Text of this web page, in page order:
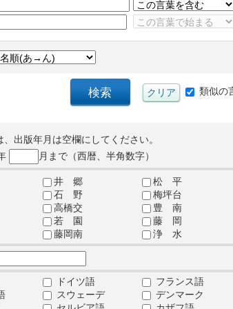
類似の
出版年月は空欄にしてください。
月まで（西暦、半角数字）
井 郷 松 平
石 野 梅坪台
高橋交 豊 南
若 園 藤 岡
藤岡南 浄 水
ドイツ語 フランス語
スウェーデ デンマーク